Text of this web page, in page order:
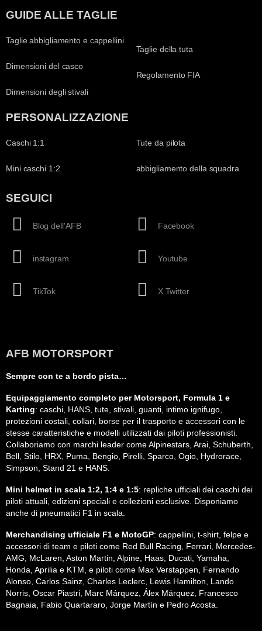
GUIDE ALLE TAGLIE
Taglie abbigliamento e cappellini
Dimensioni del casco
Dimensioni degli stivali
Taglie della tuta
Regolamento FIA
PERSONALIZZAZIONE
Caschi 1:1
Mini caschi 1:2
Tute da pilota
abbigliamento della squadra
SEGUICI
Blog dell'AFB
instagram
TikTok
Facebook
Youtube
X Twitter
AFB MOTORSPORT
Sempre con te a bordo pista…
Equipaggiamento completo per Motorsport, Formula 1 e
Karting: caschi, HANS, tute, stivali, guanti, intimo ignifugo,
protezioni costali, collari, borse per il trasporto e accessori con le
stesse caratteristiche e modelli utilizzati dai piloti professionisti.
Collaboriamo con marchi leader come Alpinestars, Arai, Schuberth,
Bell, Stilo, HRX, Puma, Bengio, Pirelli, Sparco, Ogio, Hydrorace,
Simpson, Stand 21 e HANS.
Mini helmet in scala 1:2, 1:4 e 1:5: repliche ufficiali dei caschi dei
piloti attuali, edizioni speciali e collezioni esclusive. Disponiamo
anche di pneumatici F1 in scala.
Merchandising ufficiale F1 e MotoGP: cappellini, t-shirt, felpe e
accessori di team e piloti come Red Bull Racing, Ferrari, Mercedes-
AMG, McLaren, Aston Martin, Alpine, Haas, Ducati, Yamaha,
Honda, Aprilia e KTM, e piloti come Max Verstappen, Fernando
Alonso, Carlos Sainz, Charles Leclerc, Lewis Hamilton, Lando
Norris, Oscar Piastri, Marc Márquez, Álex Márquez, Francesco
Bagnaia, Fabio Quartararo, Jorge Martín e Pedro Acosta.